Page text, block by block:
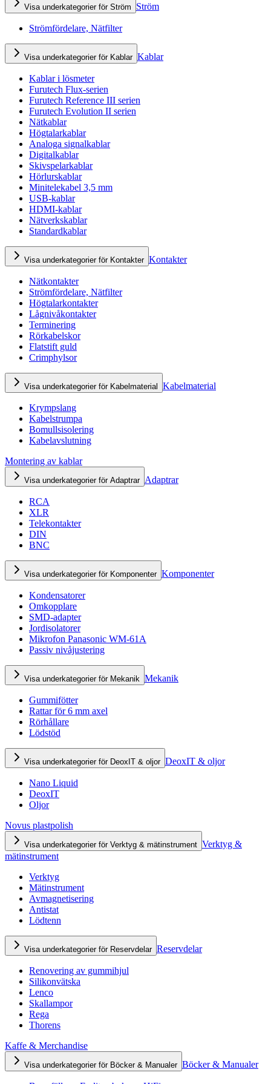
Visa underkategorier för Ström Ström
Strömfördelare, Nätfilter
Visa underkategorier för Kablar Kablar
Kablar i lösmeter
Furutech Flux-serien
Furutech Reference III serien
Furutech Evolution II serien
Nätkablar
Högtalarkablar
Analoga signalkablar
Digitalkablar
Skivspelarkablar
Hörlurskablar
Minitelekabel 3,5 mm
USB-kablar
HDMI-kablar
Nätverkskablar
Standardkablar
Visa underkategorier för Kontakter Kontakter
Nätkontakter
Strömfördelare, Nätfilter
Högtalarkontakter
Lågnivåkontakter
Terminering
Rörkabelskor
Flatstift guld
Crimphylsor
Visa underkategorier för Kabelmaterial Kabelmaterial
Krympslang
Kabelstrumpa
Bomullsisolering
Kabelavslutning
Montering av kablar
Visa underkategorier för Adaptrar Adaptrar
RCA
XLR
Telekontakter
DIN
BNC
Visa underkategorier för Komponenter Komponenter
Kondensatorer
Omkopplare
SMD-adapter
Jordisolatorer
Mikrofon Panasonic WM-61A
Passiv nivåjustering
Visa underkategorier för Mekanik Mekanik
Gummifötter
Rattar för 6 mm axel
Rörhållare
Lödstöd
Visa underkategorier för DeoxIT & oljor DeoxIT & oljor
Nano Liquid
DeoxIT
Oljor
Novus plastpolish
Visa underkategorier för Verktyg & mätinstrument Verktyg &
mätinstrument
Verktyg
Mätinstrument
Avmagnetisering
Antistat
Lödtenn
Visa underkategorier för Reservdelar Reservdelar
Renovering av gummihjul
Silikonvätska
Lenco
Skallampor
Rega
Thorens
Kaffe & Merchandise
Visa underkategorier för Böcker & Manualer Böcker & Manualer